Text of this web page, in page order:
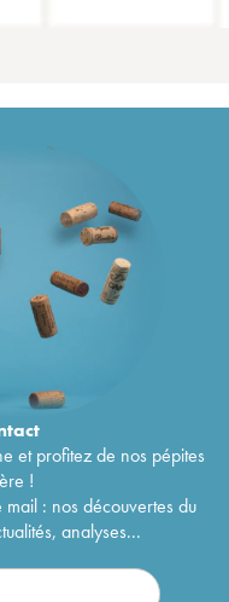
et profitez de nos pépites
!
: nos découvertes du
analyses...